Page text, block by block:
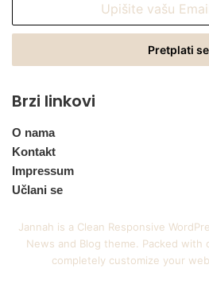
Email
Brzi linkovi
O nama
Kontakt
Impressum
Učlani se
Jannah is a Clean Responsive
News and Blog theme. Packed
completely customize your